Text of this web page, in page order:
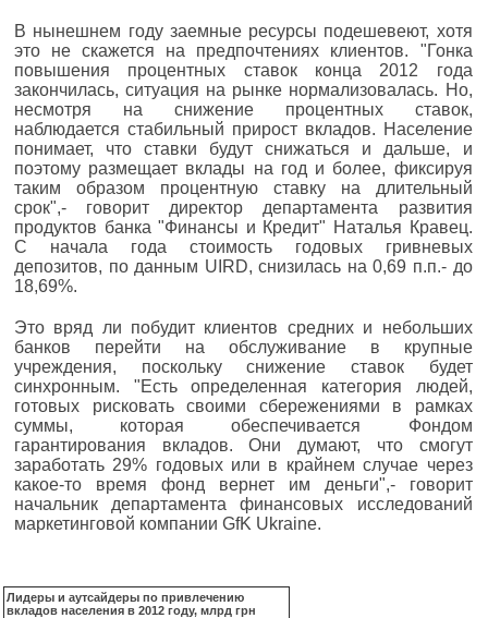
В нынешнем году заемные ресурсы подешевеют, хотя
это не скажется на предпочтениях клиентов. "Гонка
повышения процентных ставок конца 2012 года
закончилась, ситуация на рынке нормализовалась. Но,
несмотря на снижение процентных ставок,
наблюдается стабильный прирост вкладов. Население
понимает, что ставки будут снижаться и дальше, и
поэтому размещает вклады на год и более, фиксируя
таким образом процентную ставку на длительный
срок",- говорит директор департамента развития
продуктов банка "Финансы и Кредит" Наталья Кравец.
С начала года стоимость годовых гривневых
депозитов, по данным UIRD, снизилась на 0,69 п.п.- до
18,69%.
Это вряд ли побудит клиентов средних и небольших
банков перейти на обслуживание в крупные
учреждения, поскольку снижение ставок будет
синхронным. "Есть определенная категория людей,
готовых рисковать своими сбережениями в рамках
суммы, которая обеспечивается Фондом
гарантирования вкладов. Они думают, что смогут
заработать 29% годовых или в крайнем случае через
какое-то время фонд вернет им деньги",- говорит
начальник департамента финансовых исследований
маркетинговой компании GfK Ukraine.
Лидеры и аутсайдеры по привлечению
вкладов населения в 2012 году, млрд грн